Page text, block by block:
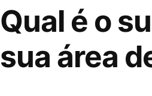
Qual é o
sua área